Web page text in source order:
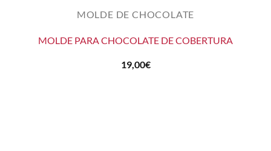
MOLDE DE CHOCOLATE
MOLDE PARA CHOCOLATE DE COBERTURA
19,00€